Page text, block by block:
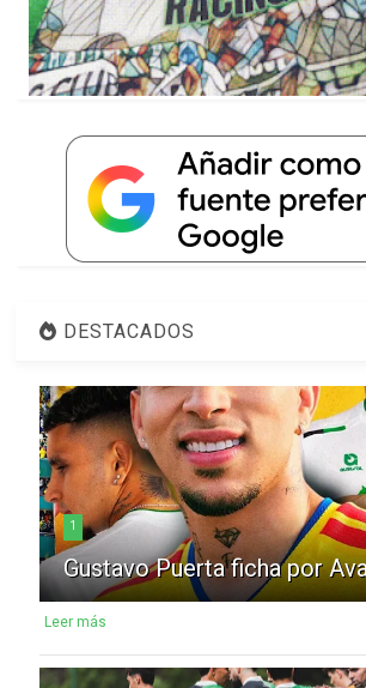
DESTACADOS
1
Gustavo Puerta ficha por
Leer más